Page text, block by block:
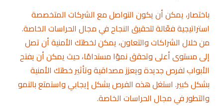
باختصار، يمكن أن يكون التواصل مع الشركات المتخصصة
استراتيجية فعّالة لتحقيق النجاح في مجال الحراسات الخاصة.
من خلال الشراكات والتعاون، يمكن لخطتك الأمنية أن تصل
إلى مستوى أعلى وتحقق نموًا مستدامًا، حيث يمكن أن يفتح
الأبواب لفرص جديدة ويعزز مصداقية وتأثير خطتك الأمنية
بشكل كبير. استغل هذه الفرص بشكل إيجابي واستمتع بالنمو
والتطور في مجال الحراسات الخاصة.